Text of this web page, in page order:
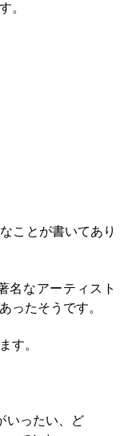
。
ことが書いてあり
名なアーティスト
ったそうです。
す。
いったい、ど